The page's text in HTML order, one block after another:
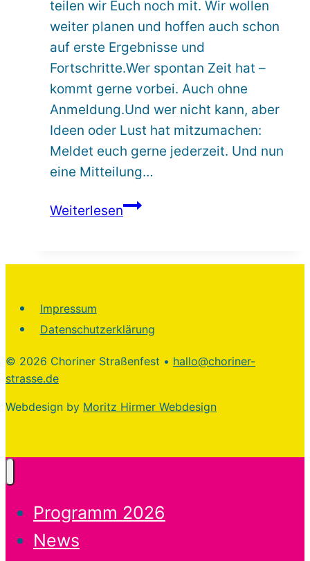
teilen wir Euch noch mit. Wir wollen
weiter planen und hoffen auch schon
auf erste Ergebnisse und
Fortschritte.Wer spontan Zeit hat –
kommt gerne vorbei. Auch ohne
Anmeldung.Und wer nicht kann, aber
Ideen oder Lust hat mitzumachen:
Meldet euch gerne jederzeit. Und nun
eine Mitteilung…
Weiterlesen3.
Straßenfest
Mai
Impressum
Datenschutzerklärung
© 2026 Choriner Straßenfest • hallo@choriner-
strasse.de
Webdesign by Moritz Hirmer Webdesign
Programm 2026
News